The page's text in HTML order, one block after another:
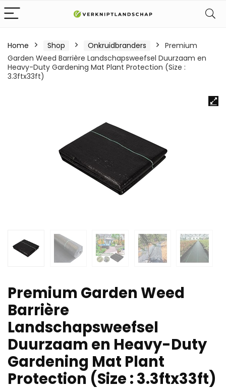
Home Shop Onkruidbranders
Premium
Garden Weed Barrière Landschapsweefsel Duurzaam en
Heavy-Duty Gardening Mat Plant Protection (Size :
3.3ftx33ft)
Premium Garden Weed
Barrière
Landschapsweefsel
Duurzaam en Heavy-Duty
Gardening Mat Plant
Protection (Size : 3.3ftx33ft)